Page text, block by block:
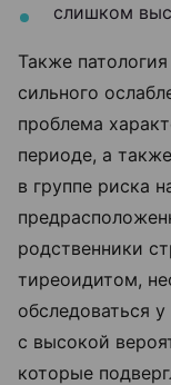
слишком
Также
сильного
проблема
периоде, а
в группе риска
родственники
тиреоидитом,
обследоваться
с высокой
которые